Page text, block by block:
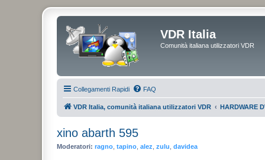
VDR Italia
Comunità italiana utilizzatori VDR
Collegamenti Rapidi FAQ
VDR Italia, comunità italiana utilizzatori VDR HARDWARE
xino abarth 595
Moderatori: ragno tapino alez zulu davidea